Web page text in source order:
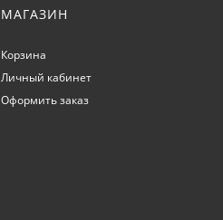
МАГАЗИН
Корзина
Личный кабинет
Оформить заказ